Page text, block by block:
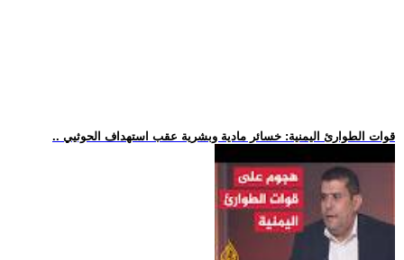
.. قوات الطوارئ اليمنية: خسائر مادية وبشرية عقب استهداف الحوثيي